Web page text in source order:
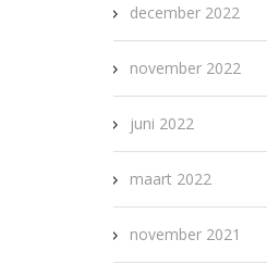
december 2022
november 2022
juni 2022
maart 2022
november 2021